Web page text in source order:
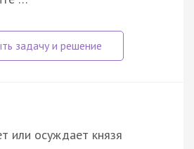
или осуждает князя